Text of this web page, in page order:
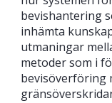
bevishantering
inhämta
utmaningar
metoder som i
bevisöverföring